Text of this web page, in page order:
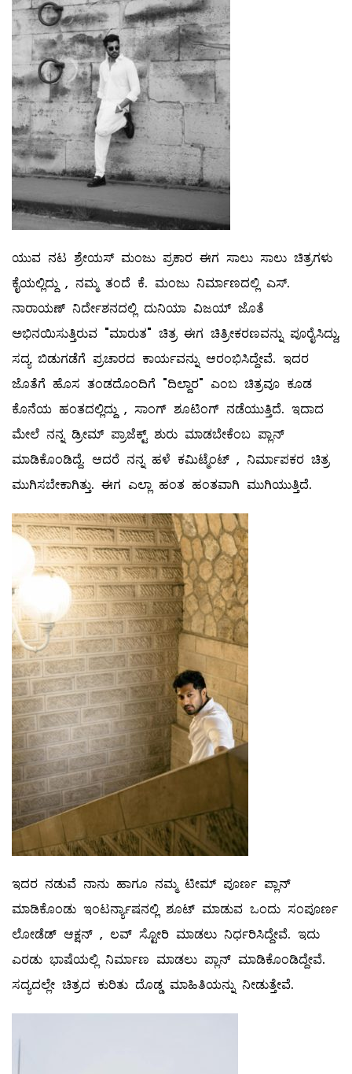
ಯುವ ನಟ ಶ್ರೇಯಸ್ ಮಂಜು ಪ್ರಕಾರ ಈಗ ಸಾಲು ಸಾಲು ಚಿತ್ರಗಳು
ಕೈಯಲ್ಲಿದ್ದು , ನಮ್ಮ ತಂದೆ ಕೆ. ಮಂಜು ನಿರ್ಮಾಣದಲ್ಲಿ ಎಸ್.
ನಾರಾಯಣ್ ನಿರ್ದೇಶನದಲ್ಲಿ ದುನಿಯಾ ವಿಜಯ್ ಜೊತೆ
ಅಭಿನಯಿಸುತ್ತಿರುವ "ಮಾರುತ" ಚಿತ್ರ ಈಗ ಚಿತ್ರೀಕರಣವನ್ನು ಪೂರೈಸಿದ್ದು,
ಸದ್ಯ ಬಿಡುಗಡೆಗೆ ಪ್ರಚಾರದ ಕಾರ್ಯವನ್ನು ಆರಂಭಿಸಿದ್ದೇವೆ. ಇದರ
ಜೊತೆಗೆ ಹೊಸ ತಂಡದೊಂದಿಗೆ "ದಿಲ್ದಾರ" ಎಂಬ ಚಿತ್ರವೂ ಕೂಡ
ಕೊನೆಯ ಹಂತದಲ್ಲಿದ್ದು , ಸಾಂಗ್ ಶೂಟಿಂಗ್ ನಡೆಯುತ್ತಿದೆ. ಇದಾದ
ಮೇಲೆ ನನ್ನ ಡ್ರೀಮ್ ಪ್ರಾಜೆಕ್ಟ್ ಶುರು ಮಾಡಬೇಕೆಂಬ ಪ್ಲಾನ್
ಮಾಡಿಕೊಂಡಿದ್ದೆ. ಆದರೆ ನನ್ನ ಹಳೆ ಕಮಿಟ್ಮೆಂಟ್ , ನಿರ್ಮಾಪಕರ ಚಿತ್ರ
ಮುಗಿಸಬೇಕಾಗಿತ್ತು. ಈಗ ಎಲ್ಲಾ ಹಂತ ಹಂತವಾಗಿ ಮುಗಿಯುತ್ತಿದೆ.
ಇದರ ನಡುವೆ ನಾನು ಹಾಗೂ ನಮ್ಮ ಟೀಮ್ ಪೂರ್ಣ ಪ್ಲಾನ್
ಮಾಡಿಕೊಂಡು ಇಂಟರ್ನ್ಯಾಷನಲ್ಲಿ ಶೂಟ್ ಮಾಡುವ ಒಂದು ಸಂಪೂರ್ಣ
ಲೋಡೆಡ್ ಆಕ್ಷನ್ , ಲವ್ ಸ್ಟೋರಿ ಮಾಡಲು ನಿರ್ಧರಿಸಿದ್ದೇವೆ. ಇದು
ಎರಡು ಭಾಷೆಯಲ್ಲಿ ನಿರ್ಮಾಣ ಮಾಡಲು ಪ್ಲಾನ್ ಮಾಡಿಕೊಂಡಿದ್ದೇವೆ.
ಸದ್ಯದಲ್ಲೇ ಚಿತ್ರದ ಕುರಿತು ದೊಡ್ಡ ಮಾಹಿತಿಯನ್ನು ನೀಡುತ್ತೇವೆ.